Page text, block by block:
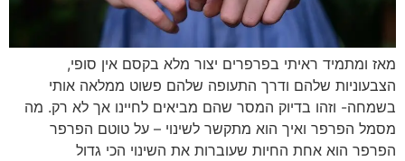
מאז ומתמיד ראיתי בפרפרים יצור מלא בקסם אין סופי,
הצבעוניות שלהם ודרך התעופה שלהם פשוט ממלאה אותי
בשמחה- וזהו בדיוק המסר שהם מביאים לחיינו אך לא רק. מה
מסמל הפרפר ואיך הוא מתקשר לשינוי – על טוטם הפרפר
הפרפר הוא אחת החיות שעוברות את השינוי הכי גדול